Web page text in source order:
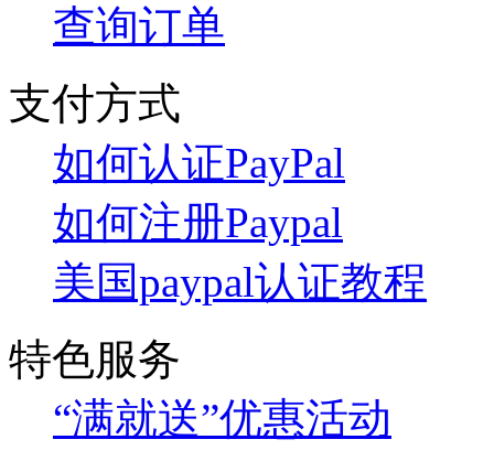
查询订单
支付方式
如何认证PayPal
如何注册Paypal
美国paypal认证教程
特色服务
“满就送”优惠活动